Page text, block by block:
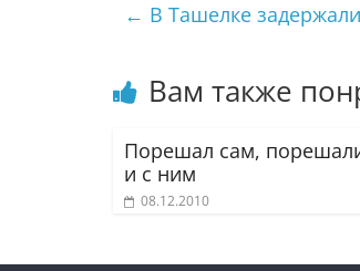
← В Ташелке
Вам также
Порешал сам,
и с ним
08.12.2010